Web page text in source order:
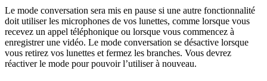
Le mode conversation sera mis en pause si une autre fonctionnalité
doit utiliser les microphones de vos lunettes, comme lorsque vous
recevez un appel téléphonique ou lorsque vous commencez à
enregistrer une vidéo. Le mode conversation se désactive lorsque
vous retirez vos lunettes et fermez les branches. Vous devrez
réactiver le mode pour pouvoir l’utiliser à nouveau.